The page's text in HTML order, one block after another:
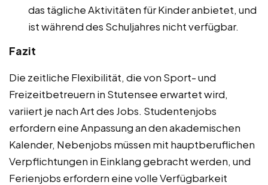
das tägliche Aktivitäten für Kinder anbietet, und
ist während des Schuljahres nicht verfügbar.
Fazit
Die zeitliche Flexibilität, die von Sport- und
Freizeitbetreuern in Stutensee erwartet wird,
variiert je nach Art des Jobs. Studentenjobs
erfordern eine Anpassung an den akademischen
Kalender, Nebenjobs müssen mit hauptberuflichen
Verpflichtungen in Einklang gebracht werden, und
Ferienjobs erfordern eine volle Verfügbarkeit